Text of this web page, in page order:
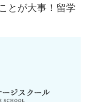
とが大事！留学